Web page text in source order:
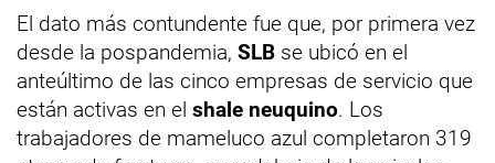
El dato más contundente fue que, por primera vez
desde la pospandemia, SLB se ubicó en el
anteúltimo de las cinco empresas de servicio que
están activas en el shale neuquino. Los
trabajadores de mameluco azul completaron 319